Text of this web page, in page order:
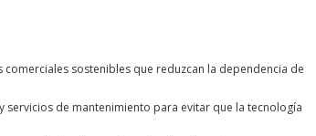
sostenibles que reduzcan la dependencia de
de mantenimiento para evitar que la tecnología